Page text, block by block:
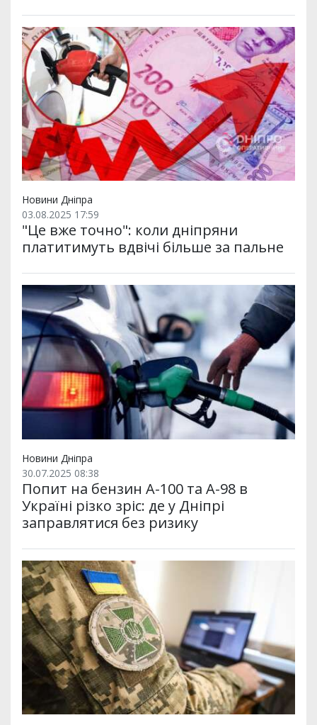
Новини Дніпра
03.08.2025 17:59
"Це вже точно": коли дніпряни
платитимуть вдвічі більше за пальне
Новини Дніпра
30.07.2025 08:38
Попит на бензин А-100 та А-98 в
Україні різко зріс: де у Дніпрі
заправлятися без ризику